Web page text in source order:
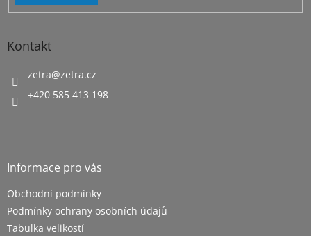
Kontakt
zetra@zetra.cz
+420 585 413 198
Informace pro vás
Obchodní podmínky
Podmínky ochrany osobních údajů
Tabulka velikostí